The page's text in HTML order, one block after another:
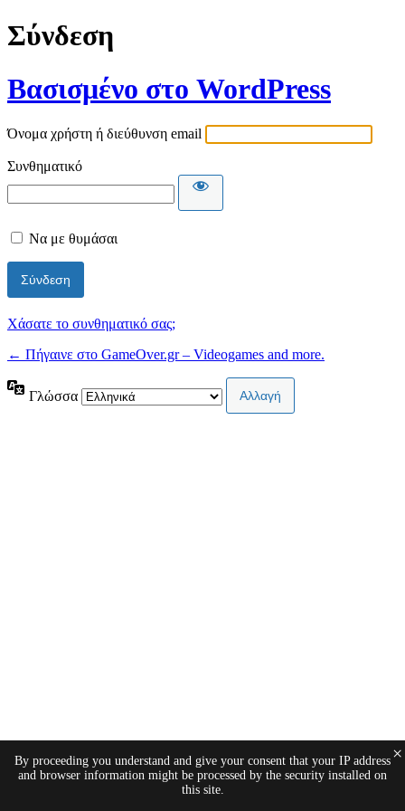
Σύνδεση
Βασισμένο στο WordPress
Όνομα χρήστη ή διεύθυνση email
Συνθηματικό
Να με θυμάσαι
Χάσατε το συνθηματικό σας;
← Πήγαινε στο GameOver.gr – Videogames and more.
Γλώσσα
By proceeding you understand and give your consent that your IP address
and browser information might be processed by the security installed on
this site.
×